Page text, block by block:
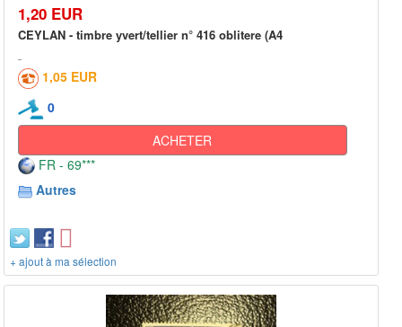
1,20 EUR
CEYLAN - timbre yvert/tellier n° 416 oblitere (A4
1,05 EUR
0
ACHETER
FR - 69***
Autres
+ ajout à ma sélection